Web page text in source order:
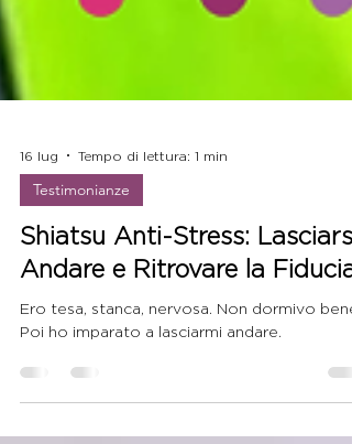
16 lug Tempo di lettura: 1 min
Testimonianze
Shiatsu Anti-Stress: Lasciarsi
Andare e Ritrovare la Fiducia
Ero tesa, stanca, nervosa. Non dormivo
Poi ho imparato a lasciarmi andare.